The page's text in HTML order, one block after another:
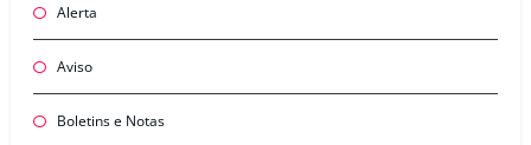
Alerta
Aviso
Boletins e Notas